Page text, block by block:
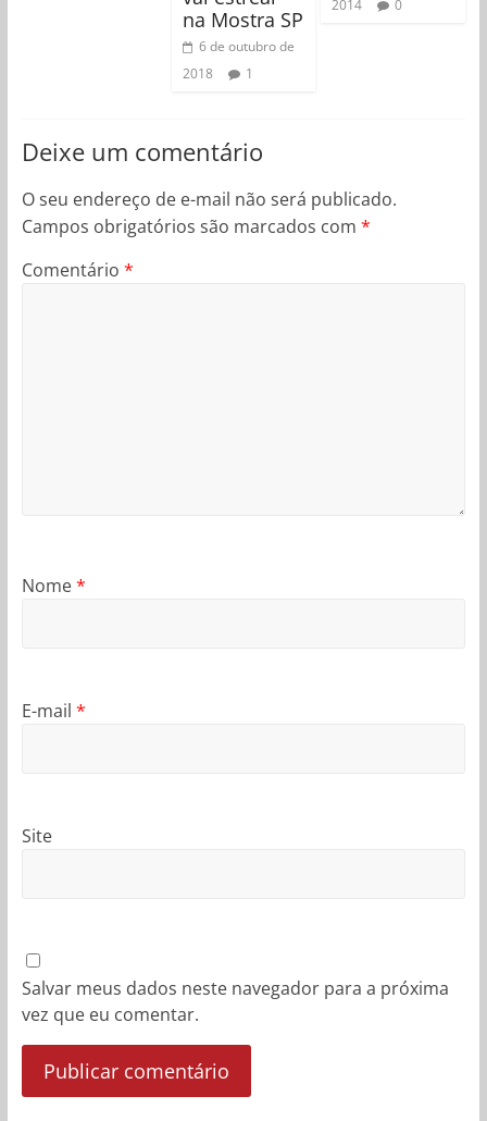
na Mostra SP
6 de outubro de
2018
1
2014
0
Deixe um comentário
O seu endereço de e-mail não será publicado.
Campos obrigatórios são marcados com *
Comentário *
Nome*
E-mail *
Site
Salvar meus dados neste navegador para a próxima
vez que eu comentar.